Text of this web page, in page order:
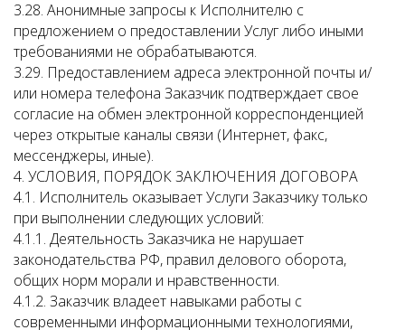
3.28. Анонимные запросы к Исполнителю с
предложением о предоставлении Услуг либо иными
требованиями не обрабатываются.
3.29. Предоставлением адреса электронной почты и/
или номера телефона Заказчик подтверждает свое
согласие на обмен электронной корреспонденцией
через открытые каналы связи (Интернет, факс,
мессенджеры, иные).
4. УСЛОВИЯ, ПОРЯДОК ЗАКЛЮЧЕНИЯ ДОГОВОРА
4.1. Исполнитель оказывает Услуги Заказчику только
при выполнении следующих условий:
4.1.1. Деятельность Заказчика не нарушает
законодательства РФ, правил делового оборота,
общих норм морали и нравственности.
4.1.2. Заказчик владеет навыками работы с
современными информационными технологиями,